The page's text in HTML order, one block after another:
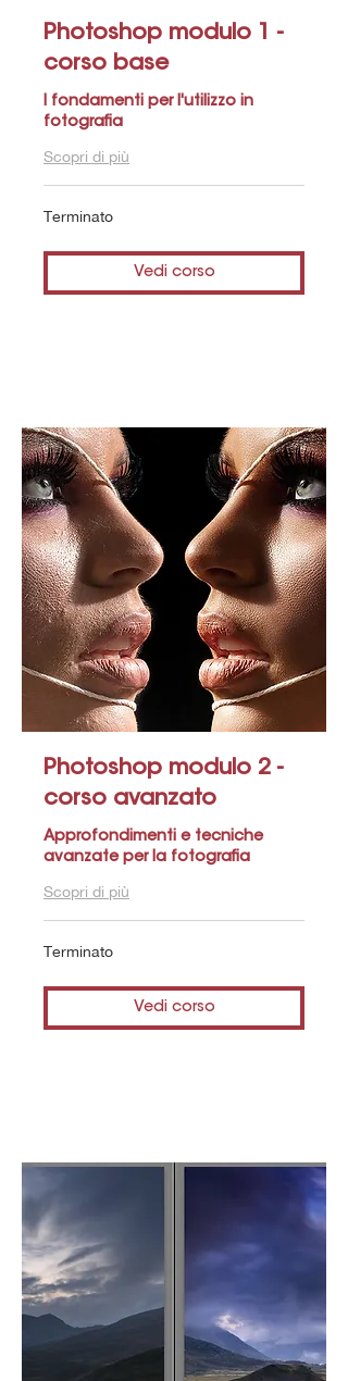
Photoshop modulo 1 -
corso base
I fondamenti per l'utilizzo in
fotografia
Scopri di più
Terminato
Vedi corso
Photoshop modulo 2 -
corso avanzato
Approfondimenti e tecniche
avanzate per la fotografia
Scopri di più
Terminato
Vedi corso